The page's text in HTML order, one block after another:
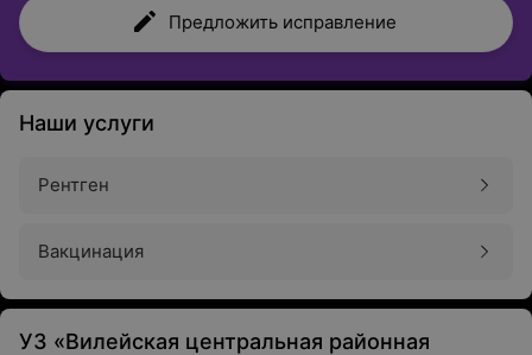
Предложить исправление
Наши услуги
Рентген
Вакцинация
УЗ «Вилейская центральная районная